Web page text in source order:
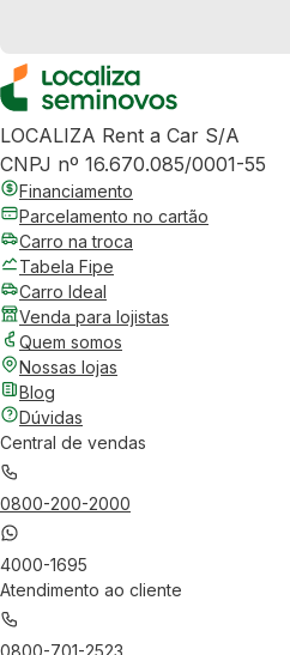
LOCALIZA Rent a Car S/A
CNPJ nº 16.670.085/0001-55
Financiamento
Parcelamento no cartão
Carro na troca
Tabela Fipe
Carro Ideal
Venda para lojistas
Quem somos
Nossas lojas
Blog
Dúvidas
Central de vendas
0800-200-2000
4000-1695
Atendimento ao cliente
0800-701-2523